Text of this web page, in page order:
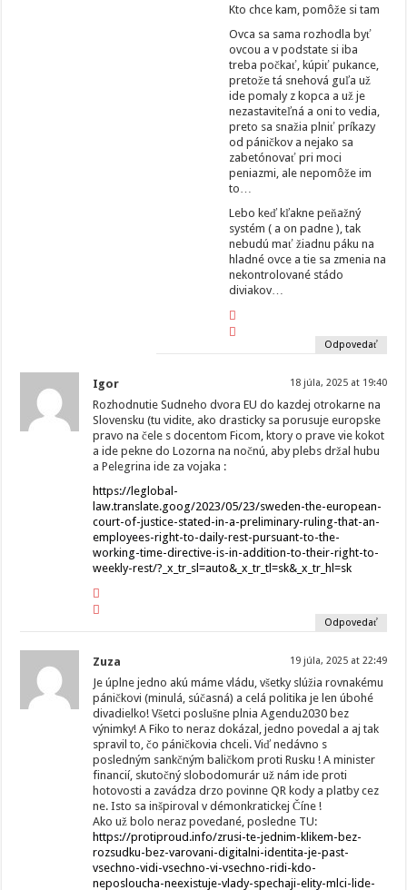
Kto chce kam, pomôže si tam
Ovca sa sama rozhodla byť
ovcou a v podstate si iba
treba počkať, kúpiť pukance,
pretože tá snehová guľa už
ide pomaly z kopca a už je
nezastaviteľná a oni to vedia,
preto sa snažia plniť príkazy
od páničkov a nejako sa
zabetónovať pri moci
peniazmi, ale nepomôže im
to…
Lebo keď kľakne peňažný
systém ( a on padne ), tak
nebudú mať žiadnu páku na
hladné ovce a tie sa zmenia na
nekontrolované stádo
diviakov…
Odpovedať
Igor 18 júla, 2025 at 19:40
Rozhodnutie Sudneho dvora EU do kazdej otrokarne na
Slovensku (tu vidite, ako drasticky sa porusuje europske
pravo na čele s docentom Ficom, ktory o prave vie kokot
a ide pekne do Lozorna na nočnú, aby plebs držal hubu
a Pelegrina ide za vojaka :
https://leglobal-
law.translate.goog/2023/05/23/sweden-the-european-
court-of-justice-stated-in-a-preliminary-ruling-that-an-
employees-right-to-daily-rest-pursuant-to-the-
working-time-directive-is-in-addition-to-their-right-to-
weekly-rest/?_x_tr_sl=auto&_x_tr_tl=sk&_x_tr_hl=sk
Odpovedať
Zuza 19 júla, 2025 at 22:49
Je úplne jedno akú máme vládu, všetky slúžia rovnakému
páničkovi (minulá, súčasná) a celá politika je len úbohé
divadielko! Všetci poslušne plnia Agendu2030 bez
výnimky! A Fiko to neraz dokázal, jedno povedal a aj tak
spravil to, čo páničkovia chceli. Viď nedávno s
posledným sankčným baličkom proti Rusku ! A minister
financií, skutočný slobodomurár už nám ide proti
hotovosti a zavádza drzo povinne QR kody a platby cez
ne. Isto sa inšpiroval v démonkratickej Číne !
Ako už bolo neraz povedané, posledne TU:
https://protiproud.info/zrusi-te-jednim-klikem-bez-
rozsudku-bez-varovani-digitalni-identita-je-past-
vsechno-vidi-vsechno-vi-vsechno-ridi-kdo-
neposloucha-neexistuje-vlady-spechaji-elity-mlci-lide-